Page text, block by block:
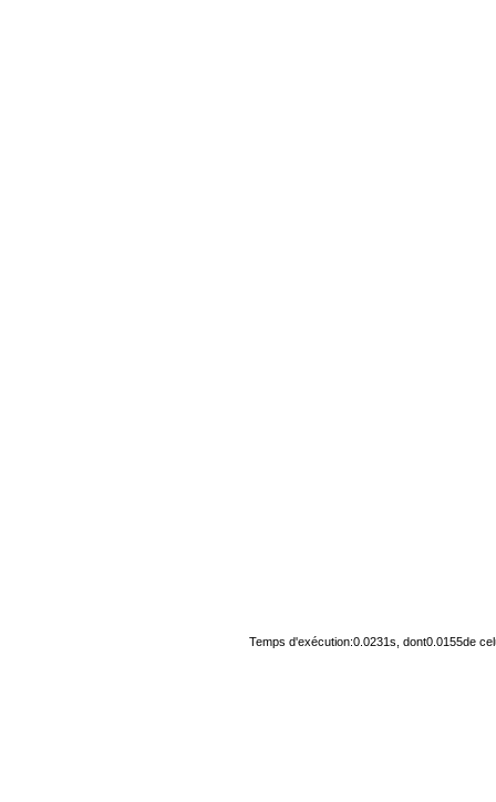
Temps d'exécution:0.0231s, dont0.0155de